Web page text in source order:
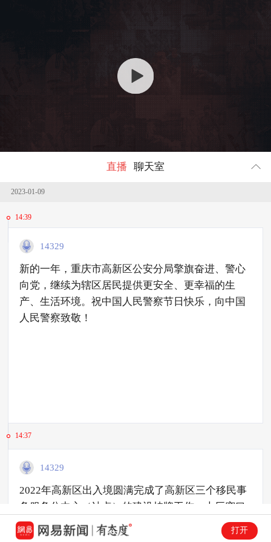
直播 聊天室
2023-01-09
14:39
14329
新的一年，重庆市高新区公安分局擎旗奋进、警心
向党，继续为辖区居民提供更安全、更幸福的生
产、生活环境。祝中国人民警察节日快乐，向中国
人民警察致敬！
14:37
14329
2022年高新区出入境圆满完成了高新区三个移民事
务服务分中心（站点）的建设挂牌工作。大厅窗口
累计接待服务群众48433人次，为群众提供急事急
办绿色通道，同时大厅还为群众提供老花镜、免费
打开